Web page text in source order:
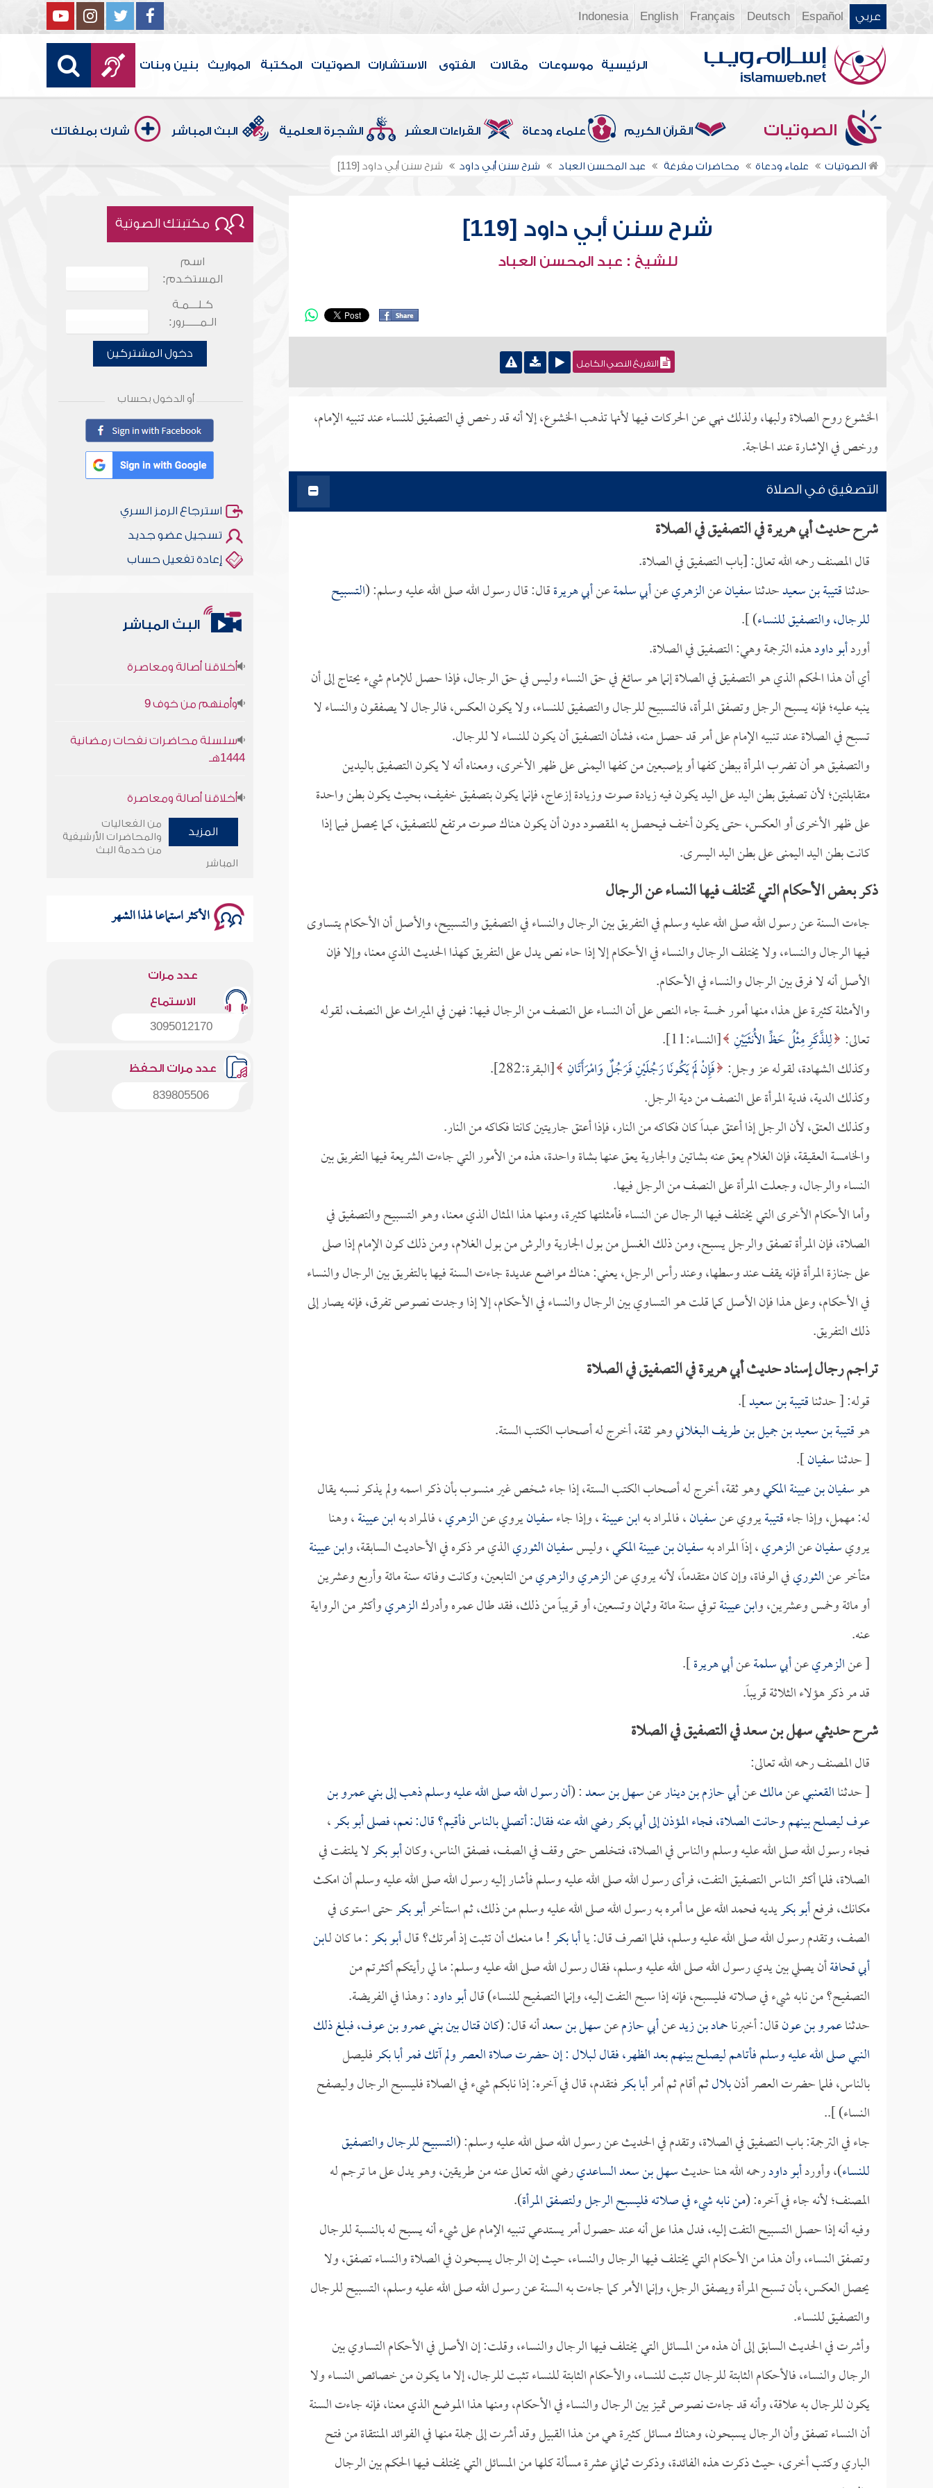
عربي Español
Deutsch
Français
English
Indonesia
الرئيسية موسوعات مقالات الفتوى الاستشارات الصوتيات المكتبة المواريث بنين وبنات
الصوتيات القرآن الكريم علماء ودعاة القراءات العشر الشجرة العلمية البث المباشر شارك بملفاتك
الصوتيات علماء ودعاة محاضرات مفرغة عبد المحسن العباد شرح سنن أبي داود شرح سنن أبي داود [119]
شرح سنن أبي داود [119]
للشيخ : عبد المحسن العباد
التفريغ النصي الكامل
الخشوع روح الصلاة ولبها، ولذلك نهي عن الحركات فيها لأنها تذهب الخشوع، إلا أنه قد رخص في التصفيق للنساء عند تنبيه الإمام،
ورخص في الإشارة عند الحاجة.
التصفيق في الصلاة
شرح حديث أبي هريرة في التصفيق في الصلاة
قال المصنف رحمه الله تعالى: [باب التصفيق في الصلاة.
حدثناقتيبة بن سعيدحدثناسفيانعنالزهريعنأبي سلمةعنأبي هريرةقال: قال رسول الله صلى الله عليه وسلم: (التسبيح
للرجال، والتصفيق للنساء) ].
أوردأبو داودهذه الترجمة وهي: التصفيق في الصلاة.
أي أن هذا الحكم الذي هو التصفيق في الصلاة إنما هو سائغ في حق النساء وليس في حق الرجال، فإذا حصل للإمام شيء يحتاج إلى أن
ينبه عليه؛ فإنه يسبح الرجل وتصفق المرأة، فالتسبيح للرجال والتصفيق للنساء، ولا يكون العكس، فالرجال لا يصفقون والنساء لا
تسبح في الصلاة عند تنبيه الإمام على أمر قد حصل منه، فشأن التصفيق أن يكون للنساء لا للرجال.
والتصفيق هو أن تضرب المرأة ببطن كفها أو بإصبعين من كفها اليمنى على ظهر الأخرى، ومعناه أنه لا يكون التصفيق باليدين
متقابلتين؛ لأن تصفيق بطن اليد على اليد يكون فيه زيادة صوت وزيادة إزعاج، فإنما يكون بتصفيق خفيف، بحيث يكون بطن واحدة
على ظهر الأخرى أو العكس، حتى يكون أخف فيحصل به المقصود دون أن يكون هناك صوت مرتفع للتصفيق، كما يحصل فيما إذا
كانت بطن اليد اليمنى على بطن اليد اليسرى.
ذكر بعض الأحكام التي تختلف فيها النساء عن الرجال
جاءت السنة عن رسول الله صلى الله عليه وسلم في التفريق بين الرجال والنساء في التصفيق والتسبيح، والأصل أن الأحكام يتساوى
فيها الرجال والنساء، ولا يختلف الرجال والنساء في الأحكام إلا إذا حاء نص يدل على التفريق كهذا الحديث الذي معنا، وإلا فإن
الأصل أنه لا فرق بين الرجال والنساء في الأحكام.
والأمثلة كثيرة على هذا، منها أمور خمسة جاء النص على أن النساء على النصف من الرجال فيها: فهن في الميراث على النصف، لقوله
تعالى: لِلذَّكَرِ مِثْلُ حَظِّ الأُنثَيَيْنِ [النساء:11].
وكذلك الشهادة، لقوله عز وجل: فَإِنْ لَمْ يَكُونَا رَجُلَيْنِ فَرَجُلٌ وَامْرَأَتَانِ [البقرة:282].
وكذلك الدية، فدية المرأة على النصف من دية الرجل.
وكذلك العتق، لأن الرجل إذا أعتق عبداً كان فكاكه من النار، فإذا أعتق جاريتين كانتا فكاكه من النار.
والخامسة العقيقة، فإن الغلام يعق عنه بشاتين والجارية يعق عنها بشاة واحدة، هذه من الأمور التي جاءت الشريعة فيها التفريق بين
النساء والرجال، وجعلت المرأة على النصف من الرجل فيها.
وأما الأحكام الأخرى التي يختلف فيها الرجال عن النساء فأمثلتها كثيرة، ومنها هذا المثال الذي معنا، وهو التسبيح والتصفيق في
الصلاة، فإن المرأة تصفق والرجل يسبح، ومن ذلك الغسل من بول الجارية والرش من بول الغلام، ومن ذلك كون الإمام إذا صلى
على جنازة المرأة فإنه يقف عند وسطها، وعند رأس الرجل، يعني: هناك مواضع عديدة جاءت السنة فيها بالتفريق بين الرجال والنساء
في الأحكام، وعلى هذا فإن الأصل كما قلت هو التساوي بين الرجال والنساء في الأحكام، إلا إذا وجدت نصوص تفرق، فإنه يصار إلى
ذلك التفريق.
تراجم رجال إسناد حديث أبي هريرة في التصفيق في الصلاة
قوله: [ حدثناقتيبة بن سعيد].
هوقتيبة بن سعيد بن جميل بن طريف البغلانيوهو ثقة، أخرج له أصحاب الكتب الستة.
[ حدثناسفيان].
هوسفيان بن عيينة المكيوهو ثقة، أخرج له أصحاب الكتب الستة، إذا جاء شخص غير منسوب بأن ذكر اسمه ولم يذكر نسبه يقال
له: مهمل، وإذا جاءقتيبةيروي عنسفيان، فالمراد بهابن عيينة، وإذا جاءسفيانيروي عنالزهري، فالمراد بهابن عيينة، وهنا
يرويسفيانعنالزهري، إذاً المراد بهسفيان بن عيينة المكي، وليسسفيان الثوريالذي مر ذكره في الأحاديث السابقة، وابن عيينة
متأخر عنالثوريفي الوفاة، وإن كان متقدماً، لأنه يروي عنالزهريوالزهريمن التابعين، وكانت وفاته سنة مائة وأربع وعشرين
أو مائة وخمس وعشرين، وابن عيينةتوفي سنة مائة وثمان وتسعين، أو قريباً من ذلك، فقد طال عمره وأدركالزهريوأكثر من الرواية
عنه.
[ عنالزهريعنأبي سلمةعنأبي هريرة].
قد مر ذكر هؤلاء الثلاثة قريباً.
شرح حديثي سهل بن سعد في التصفيق في الصلاة
قال المصنف رحمه الله تعالى:
[ حدثناالقعنبيعنمالكعنأبي حازم بن دينارعنسهل بن سعد: (أن رسول الله صلى الله عليه وسلم ذهب إلى بني عمرو بن
عوف ليصلح بينهم وحانت الصلاة، فجاء المؤذن إلىأبي بكررضي الله عنه فقال: أتصلي بالناس فأقيم؟ قال: نعم، فصلىأبو بكر،
فجاء رسول الله صلى الله عليه وسلم والناس في الصلاة، فتخلص حتى وقف في الصف، فصفق الناس، وكانأبو بكرلا يلتفت في
الصلاة، فلما أكثر الناس التصفيق التفت، فرأى رسول الله صلى الله عليه وسلم فأشار إليه رسول الله صلى الله عليه وسلم أن امكث
مكانك، فرفعأبو بكريديه فحمد الله على ما أمره به رسول الله صلى الله عليه وسلم من ذلك، ثم استأخرأبو بكرحتى استوى في
الصف، وتقدم رسول الله صلى الله عليه وسلم، فلما انصرف قال: ياأبا بكر! ما منعك أن تثبت إذ أمرتك؟ قالأبو بكر: ما كان لـابن
أبي قحافةأن يصلي بين يدي رسول الله صلى الله عليه وسلم، فقال رسول الله صلى الله عليه وسلم: ما لي رأيتكم أكثرتم من
التصفيح؟ من نابه شيء في صلاته فليسبح، فإنه إذا سبح التفت إليه، وإنما التصفيح للنساء) قالأبو داود: وهذا في الفريضة.
حدثناعمرو بن عونقال: أخبرناحماد بن زيدعنأبي حازمعنسهل بن سعدأنه قال: (كان قتال بين بني عمرو بن عوف، فبلغ ذلك
النبي صلى الله عليه وسلم فأتاهم ليصلح بينهم بعد الظهر، فقال لـبلال: إن حضرت صلاة العصر ولم آتك فمرأبا بكرفليصل
بالناس، فلما حضرت العصر أذنبلالثم أقام ثم أمرأبا بكرفتقدم، قال في آخره: إذا نابكم شيء في الصلاة فليسبح الرجال وليصفح
النساء) ]..
جاء في الترجمة: باب التصفيق في الصلاة، وتقدم في الحديث عن رسول الله صلى الله عليه وسلم: (التسبيح للرجال والتصفيق
للنساء)، وأوردأبو داودرحمه الله هنا حديثسهل بن سعد الساعديرضي الله تعالى عنه من طريقين، وهو يدل على ما ترجم له
المصنف؛ لأنه جاء في آخره: (من نابه شيء في صلاته فليسبح الرجل ولتصفق المرأة).
وفيه أنه إذا حصل التسبيح التفت إليه، فدل هذا على أنه عند حصول أمر يستدعي تنبيه الإمام على شيء أنه يسبح له بالنسبة للرجال
وتصفق النساء، وأن هذا من الأحكام التي يختلف فيها الرجال والنساء، حيث إن الرجال يسبحون في الصلاة والنساء تصفق، ولا
يحصل العكس، بأن تسبح المرأة ويصفق الرجل، وإنما الأمر كما جاءت به السنة عن رسول الله صلى الله عليه وسلم، التسبيح للرجال
والتصفيق للنساء.
وأشرت في الحديث السابق إلى أن هذه من المسائل التي يختلف فيها الرجال والنساء، وقلت: إن الأصل في الأحكام التساوي بين
الرجال والنساء، فالأحكام الثابتة للرجال تثبت للنساء، والأحكام الثابتة للنساء تثبت للرجال، إلا ما يكون من خصائص النساء ولا
يكون للرجال به علاقة، وأنه قد جاءت نصوص تميز بين الرجال والنساء في الأحكام، ومنها هذا الموضع الذي معنا، فإنه جاءت السنة
أن النساء تصفق وأن الرجال يسبحون، وهناك مسائل كثيرة هي من هذا القبيل وقد أشرت إلى جملة منها في الفوائد المنتقاة من فتح
الباري وكتب أخرى، حيث ذكرت هذه الفائدة، وذكرت ثماني عشرة مسألة كلها من المسائل التي يختلف فيها الحكم بين الرجال
مكتبتك الصوتية
اسم
المستخدم:
كـلـــمـة
الـمـــــرور:
دخول المشتركين
أو الدخول بحساب
استرجاع الرمز السري
تسجيل عضو جديد
إعادة تفعيل حساب
البث المباشر
1444هـ
سلسلة محاضرات نفحات رمضانية
1444هـ
المزيد
من الفعاليات
والمحاضرات الأرشيفية
من خدمة البث
المباشر
الأكثر استماعا لهذا الشهر
عدد مرات
الاستماع
3095012170
عدد مرات الحفظ
839805506